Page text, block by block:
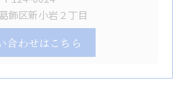
飾区新小岩２丁目
合わせはこちら